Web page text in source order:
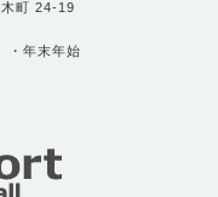
町 24-19
・年末年始